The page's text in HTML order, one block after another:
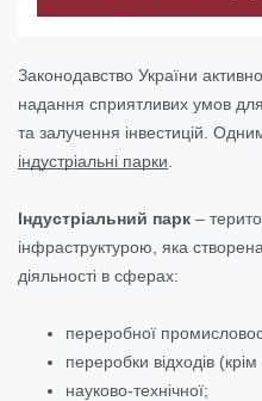
Законодавство України
надання сприятливих умов для
та залучення інвестицій.
індустріальні парки
Індустріальний парк –
інфраструктурою, яка
діяльності в сферах:
переробної
переробки відходів
науково-технічної;